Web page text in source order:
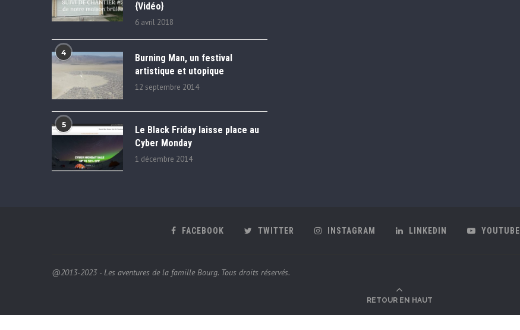
{Vidéo}
6 avril 2018
4
Burning Man, un festival
artistique et utopique
12 septembre 2014
5
Le Black Friday laisse place au
Cyber Monday
1 décembre 2014
FACEBOOK TWITTER INSTAGRAM LINKEDIN YOUTUBE
@2013-2023 - Les aventures de la famille Bourg. Tous droits réservés.
RETOUR EN HAUT